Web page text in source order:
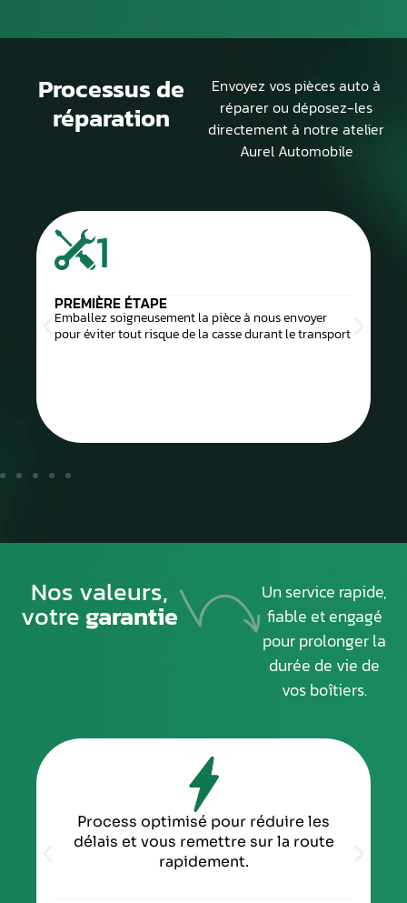
Processus de
réparation
Envoyez vos pièces auto à
réparer ou déposez-les
directement à notre atelier
Aurel Automobile
1
PREMIÈRE ÉTAPE
Emballez soigneusement la pièce à nous envoyer
pour éviter tout risque de la casse durant le transport
Nos valeurs,
votregarantie
Un service rapide,
fiable et engagé
pour prolonger la
durée de vie de
vos boîtiers.
Process optimisé pour réduire les
délais et vous remettre sur la route
rapidement.